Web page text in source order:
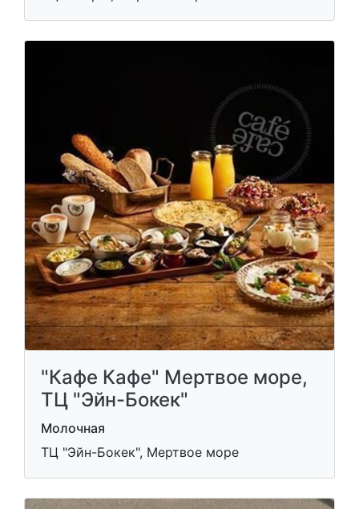
"Кафе Кафе" Мертвое море,
ТЦ "Эйн-Бокек"
Молочная
ТЦ "Эйн-Бокек", Мертвое море